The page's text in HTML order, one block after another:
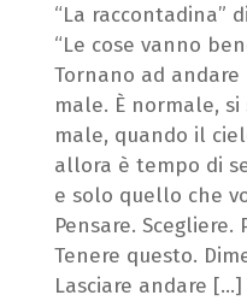
“La raccontadina”
“Le cose vanno
Tornano ad
male. È normale,
male, quando il
allora è tempo di
e solo quello che
Pensare. Scegliere.
Tenere questo.
Lasciare andare […]